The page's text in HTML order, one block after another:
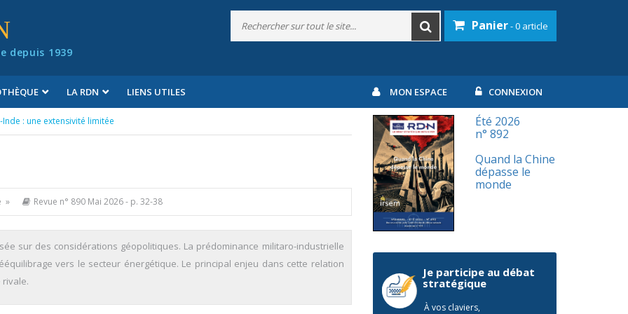
depuis 1939
Panier- 0 article
LA RDN LIENS UTILES MON ESPACE CONNEXION
Inde : une extensivité limitée
» Revue n° 890 Mai 2026- p. 32-38
sur des considérations géopolitiques. La prédominance militaro-industrielle
vers le secteur énergétique. Le principal enjeu dans cette relation
rivale.
Été 2026
n° 892
Quand la Chine
dépasse le
monde
Je participe au débat
stratégique
À vos claviers,